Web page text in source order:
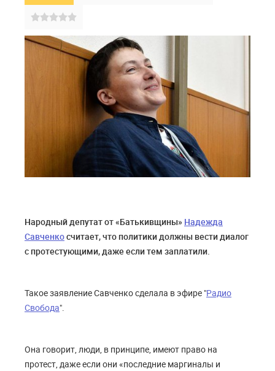
Народный депутат от «Батькивщины» Надежда
Савченкосчитает, что политики должны вести диалог
с протестующими, даже если тем заплатили.
Такое заявление Савченко сделала в эфире "Радио
Свобода".
Она говорит, люди, в принципе, имеют право на
протест, даже если они «последние маргиналы и